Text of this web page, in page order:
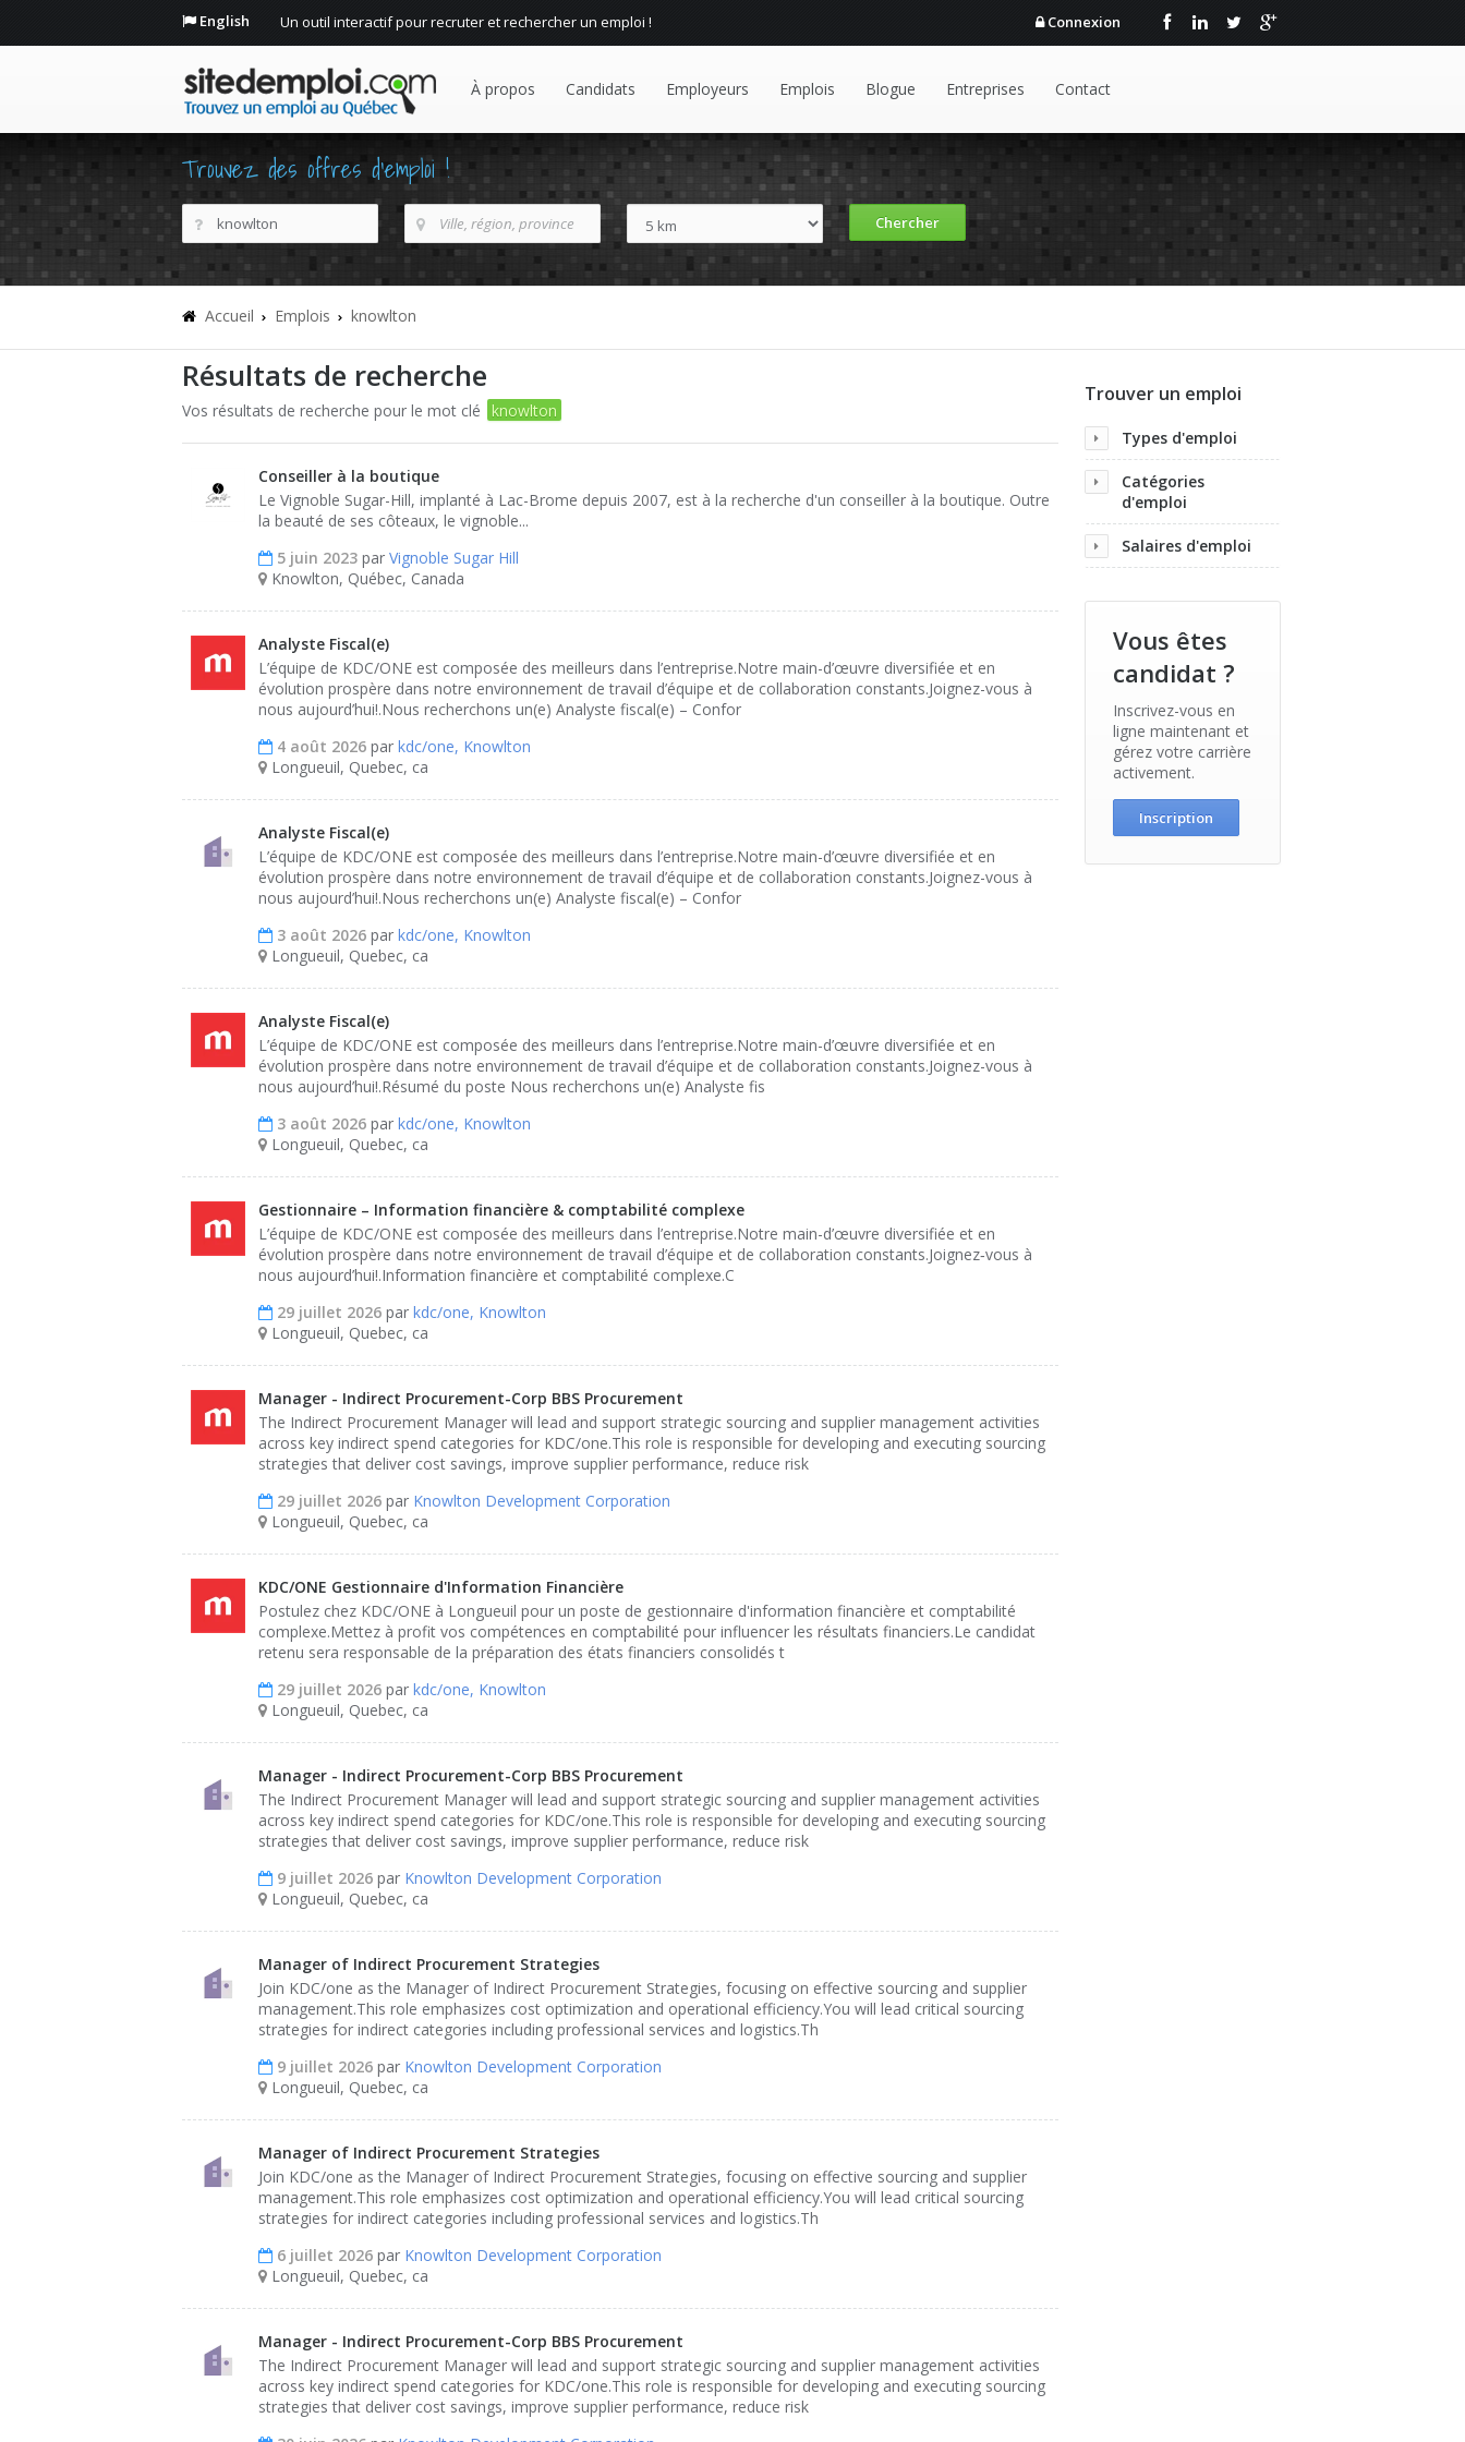
English Un outil interactif pour recruter et rechercher un emploi ! Connexion
À propos Candidats Employeurs Emplois Blogue Entreprises Contact
Trouvez des offres d'emploi !
Accueil Emplois knowlton
Résultats de recherche
Vos résultats de recherche pour le mot clé knowlton
Conseiller à la boutique
Le Vignoble Sugar-Hill, implanté à Lac-Brome depuis 2007, est à la recherche d'un conseiller à la boutique. Outre
la beauté de ses côteaux, le vignoble...
5 juin 2023 par Vignoble Sugar Hill
Knowlton, Québec, Canada
Analyste Fiscal(e)
L’équipe de KDC/ONE est composée des meilleurs dans l’entreprise.Notre main-d’œuvre diversifiée et en
évolution prospère dans notre environnement de travail d’équipe et de collaboration constants.Joignez-vous à
nous aujourd’hui!.Nous recherchons un(e) Analyste fiscal(e) – Confor
4 août 2026 par kdc/one, Knowlton
Longueuil, Quebec, ca
Analyste Fiscal(e)
L’équipe de KDC/ONE est composée des meilleurs dans l’entreprise.Notre main-d’œuvre diversifiée et en
évolution prospère dans notre environnement de travail d’équipe et de collaboration constants.Joignez-vous à
nous aujourd’hui!.Nous recherchons un(e) Analyste fiscal(e) – Confor
3 août 2026 par kdc/one, Knowlton
Longueuil, Quebec, ca
Analyste Fiscal(e)
L’équipe de KDC/ONE est composée des meilleurs dans l’entreprise.Notre main-d’œuvre diversifiée et en
évolution prospère dans notre environnement de travail d’équipe et de collaboration constants.Joignez-vous à
nous aujourd’hui!.Résumé du poste Nous recherchons un(e) Analyste fis
3 août 2026 par kdc/one, Knowlton
Longueuil, Quebec, ca
Gestionnaire – Information financière & comptabilité complexe
L’équipe de KDC/ONE est composée des meilleurs dans l’entreprise.Notre main-d’œuvre diversifiée et en
évolution prospère dans notre environnement de travail d’équipe et de collaboration constants.Joignez‑vous à
nous aujourd’hui!.Information financière et comptabilité complexe.C
29 juillet 2026 par kdc/one, Knowlton
Longueuil, Quebec, ca
Manager - Indirect Procurement-Corp BBS Procurement
The Indirect Procurement Manager will lead and support strategic sourcing and supplier management activities
across key indirect spend categories for KDC/one.This role is responsible for developing and executing sourcing
strategies that deliver cost savings, improve supplier performance, reduce risk
29 juillet 2026 par Knowlton Development Corporation
Longueuil, Quebec, ca
KDC/ONE Gestionnaire d'Information Financière
Postulez chez KDC/ONE à Longueuil pour un poste de gestionnaire d'information financière et comptabilité
complexe.Mettez à profit vos compétences en comptabilité pour influencer les résultats financiers.Le candidat
retenu sera responsable de la préparation des états financiers consolidés t
29 juillet 2026 par kdc/one, Knowlton
Longueuil, Quebec, ca
Manager - Indirect Procurement-Corp BBS Procurement
The Indirect Procurement Manager will lead and support strategic sourcing and supplier management activities
across key indirect spend categories for KDC/one.This role is responsible for developing and executing sourcing
strategies that deliver cost savings, improve supplier performance, reduce risk
9 juillet 2026 par Knowlton Development Corporation
Longueuil, Quebec, ca
Manager of Indirect Procurement Strategies
Join KDC/one as the Manager of Indirect Procurement Strategies, focusing on effective sourcing and supplier
management.This role emphasizes cost optimization and operational efficiency.You will lead critical sourcing
strategies for indirect categories including professional services and logistics.Th
9 juillet 2026 par Knowlton Development Corporation
Longueuil, Quebec, ca
Manager of Indirect Procurement Strategies
Join KDC/one as the Manager of Indirect Procurement Strategies, focusing on effective sourcing and supplier
management.This role emphasizes cost optimization and operational efficiency.You will lead critical sourcing
strategies for indirect categories including professional services and logistics.Th
6 juillet 2026 par Knowlton Development Corporation
Longueuil, Quebec, ca
Manager - Indirect Procurement-Corp BBS Procurement
The Indirect Procurement Manager will lead and support strategic sourcing and supplier management activities
across key indirect spend categories for KDC/one.This role is responsible for developing and executing sourcing
strategies that deliver cost savings, improve supplier performance, reduce risk
Trouver un emploi
Types d'emploi
Catégories
d'emploi
Salaires d'emploi
Vous êtes
candidat ?
Inscrivez-vous en
ligne maintenant et
gérez votre carrière
activement.
Inscription